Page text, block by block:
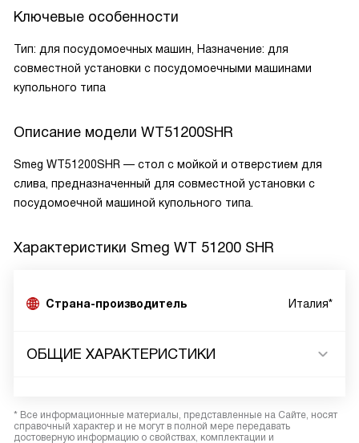
Ключевые особенности
Тип: для посудомоечных машин, Назначение: для
совместной установки с посудомоечными машинами
купольного типа
Описание модели WT51200SHR
Smeg WT51200SHR — cтол с мойкой и отверстием для
слива, предназначенный для совместной установки с
посудомоечной машиной купольного типа.
Характеристики Smeg WT 51200 SHR
Страна-производитель Италия*
ОБЩИЕ ХАРАКТЕРИСТИКИ
* Все информационные материалы, представленные на Сайте, носят
справочный характер и не могут в полной мере передавать
достоверную информацию о свойствах, комплектации и